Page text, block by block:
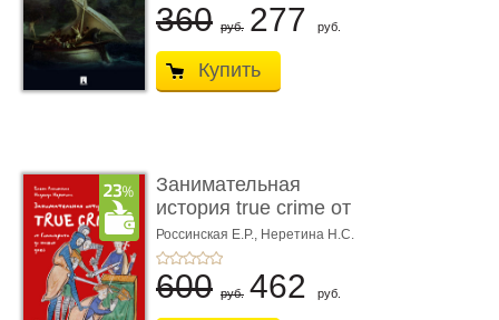
360 руб. 277 руб.
Купить
Занимательная
история true crime от
Гиппократа до � ...
Россинская Е.Р., Неретина Н.С.
600 руб. 462 руб.